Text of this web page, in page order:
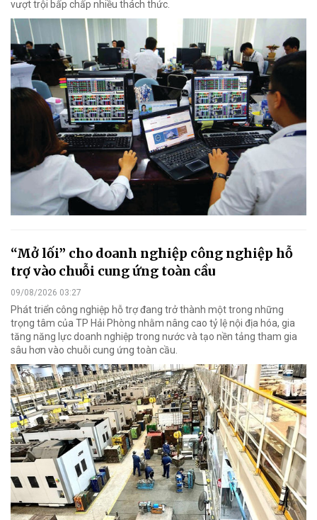
vượt trội bấp chấp nhiều thách thức.
“Mở lối” cho doanh nghiệp công nghiệp hỗ
trợ vào chuỗi cung ứng toàn cầu
09/08/2026 03:27
Phát triển công nghiệp hỗ trợ đang trở thành một trong những
trọng tâm của TP Hải Phòng nhằm nâng cao tỷ lệ nội địa hóa, gia
tăng năng lực doanh nghiệp trong nước và tạo nền tảng tham gia
sâu hơn vào chuỗi cung ứng toàn cầu.